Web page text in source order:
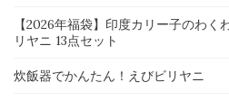
【2026年福袋】印度カリー子のわ
リヤニ 13点セット
炊飯器でかんたん！えびビリヤニ